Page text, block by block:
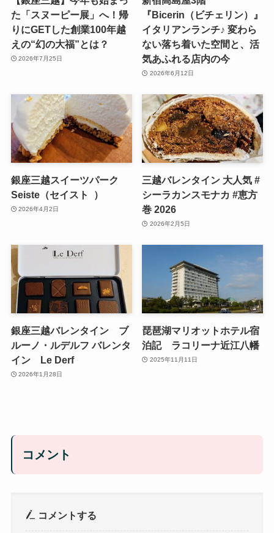
た「スヌーピー展」へ！帰
りにGETした創業100年越
えの“幻の大福”とは？
2026年7月25日
『Bicerin（ビチェリン）』
イタリアンランチ♪ 変わら
ない落ち着いた空間と、活
気あふれる店内の今
2026年6月12日
銀座三越スイーツパーク
Seiste（セイスト ）
2026年4月2日
三越バレンタイン 大人気 #
シーラカンスモナカ #恵方
巻 2026
2026年2月5日
銀座三越バレンタイン ブ
ルーノ・ルデルフ バレンタ
イン Le Derf
2026年1月28日
琵琶湖マリオットホテル宿
泊記 ラコリーナ近江八幡
2025年11月11日
コメント
コメントする